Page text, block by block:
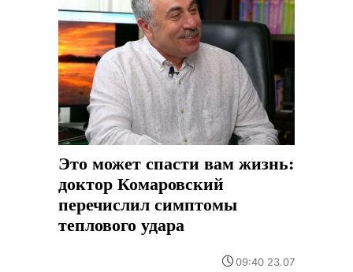
Это может спасти вам жизнь:
доктор Комаровский
перечислил симптомы
теплового удара
09:40 23.07